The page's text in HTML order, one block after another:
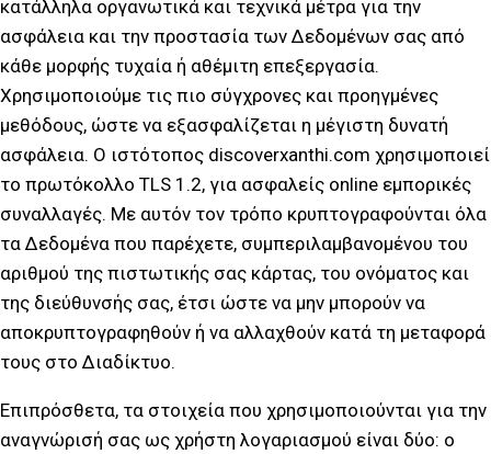
κατάλληλα οργανωτικά και τεχνικά μέτρα για την
ασφάλεια και την προστασία των Δεδομένων σας από
κάθε μορφής τυχαία ή αθέμιτη επεξεργασία.
Χρησιμοποιούμε τις πιο σύγχρονες και προηγμένες
μεθόδους, ώστε να εξασφαλίζεται η μέγιστη δυνατή
ασφάλεια. Ο ιστότοπος discoverxanthi.com χρησιμοποιεί
το πρωτόκολλο TLS 1.2, για ασφαλείς online εμπορικές
συναλλαγές. Με αυτόν τον τρόπο κρυπτογραφούνται όλα
τα Δεδομένα που παρέχετε, συμπεριλαμβανομένου του
αριθμού της πιστωτικής σας κάρτας, του ονόματος και
της διεύθυνσής σας, έτσι ώστε να μην μπορούν να
αποκρυπτογραφηθούν ή να αλλαχθούν κατά τη μεταφορά
τους στο Διαδίκτυο.
Επιπρόσθετα, τα στοιχεία που χρησιμοποιούνται για την
αναγνώρισή σας ως χρήστη λογαριασμού είναι δύο: ο